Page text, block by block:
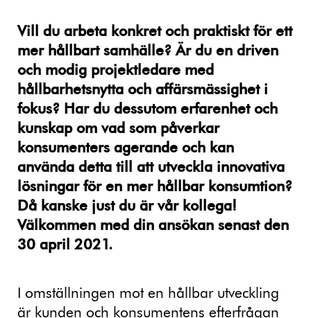
Vill du arbeta konkret och praktiskt för ett
mer hållbart samhälle? Är du en driven
och modig projektledare med
hållbarhetsnytta och affärsmässighet i
fokus? Har du dessutom erfarenhet och
kunskap om vad som påverkar
konsumenters agerande och kan
använda detta till att utveckla innovativa
lösningar för en mer hållbar konsumtion?
Då kanske just du är vår kollega!
Välkommen med din ansökan senast den
30 april 2021.
I omställningen mot en hållbar utveckling
är kunden och konsumentens efterfrågan